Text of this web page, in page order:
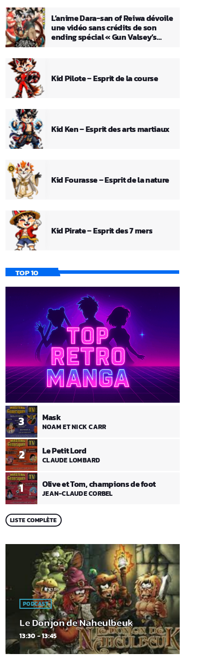
L’anime Dara-san of Reiwa dévoile
une vidéo sans crédits de son
ending spécial « Gun Valsey’s
Kid Pilote – Esprit de la course
Kid Ken – Esprit des arts martiaux
Kid Fourasse – Esprit de la nature
Kid Pirate – Esprit des 7 mers
TOP 10
1 Olive et Tom, champions de foot
JEAN-CLAUDE CORBEL
2 Le Petit Lord
CLAUDE LOMBARD
3 Mask
NOAM ET NICK CARR
LISTE COMPLÈTE
PODCAST
Le Donjon de Naheulbeuk
13:30 - 13:45